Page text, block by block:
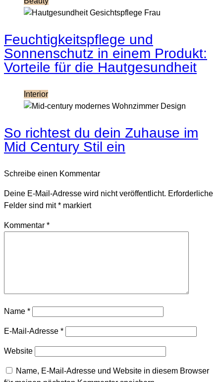
Feuchtigkeitspflege und
Sonnenschutz in einem Produkt:
Vorteile für die Hautgesundheit
Interior
So richtest du dein Zuhause im
Mid Century Stil ein
Schreibe einen Kommentar
Deine E-Mail-Adresse wird nicht veröffentlicht. Erforderliche
Felder sind mit* markiert
Kommentar *
Name *
E-Mail-Adresse *
Website
Name, E-Mail-Adresse und Website in diesem Browser